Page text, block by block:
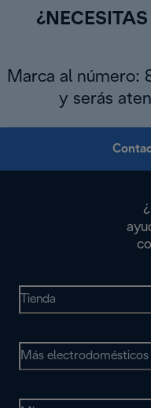
Marca al número:
y serás
Tienda
Más electrodomésticos